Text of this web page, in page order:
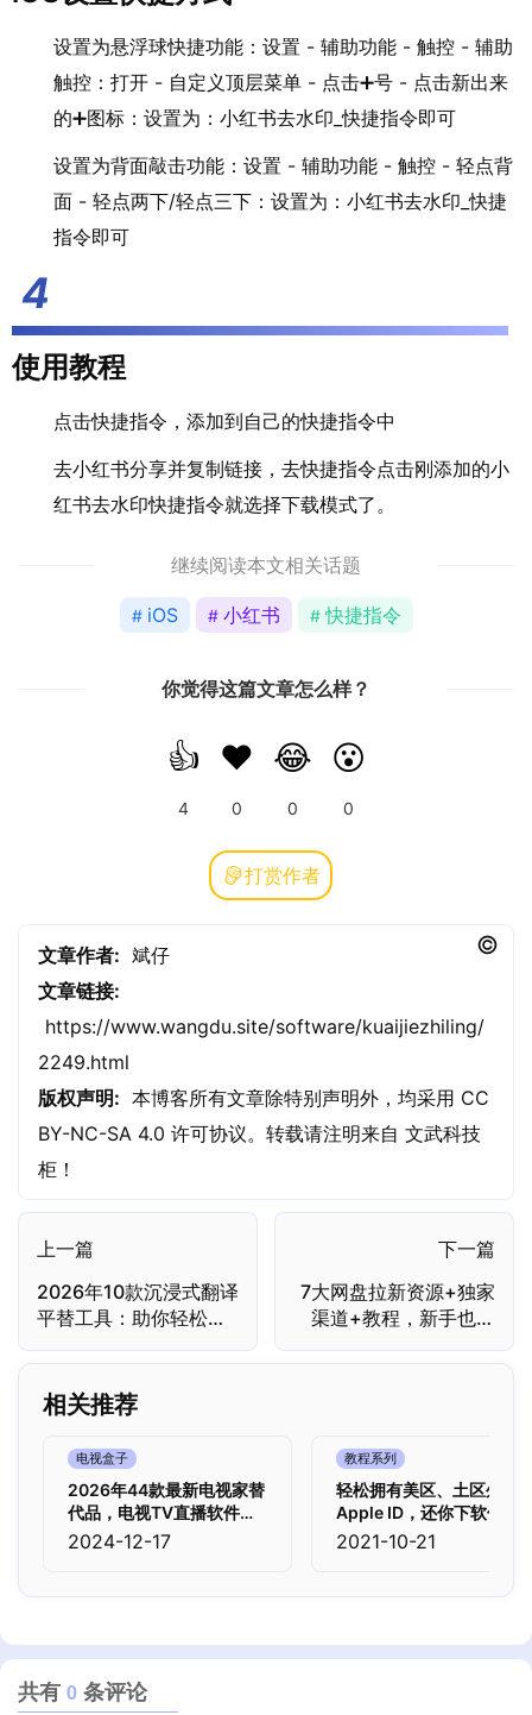
设置为悬浮球快捷功能：设置 - 辅助功能 - 触控 - 辅助
触控：打开 - 自定义顶层菜单 - 点击➕号 - 点击新出来
的➕图标：设置为：小红书去水印_快捷指令即可
设置为背面敲击功能：设置 - 辅助功能 - 触控 - 轻点背
面 - 轻点两下/轻点三下：设置为：小红书去水印_快捷
指令即可
使用教程
点击快捷指令，添加到自己的快捷指令中
去小红书分享并复制链接，去快捷指令点击刚添加的小
红书去水印快捷指令就选择下载模式了。
继续阅读本文相关话题
iOS 小红书 快捷指令
你觉得这篇文章怎么样？
👍
4
❤️
0
😂
0
😮
0
打赏作者
文章作者: 斌仔
文章链接:
https://www.wangdu.site/software/kuaijiezhiling/
2249.html
版权声明: 本博客所有文章除特别声明外，均采用 CC
BY-NC-SA 4.0 许可协议。转载请注明来自 文武科技
柜 ！
上一篇
2026年10款沉浸式翻译
平替工具：助你轻松阅
下一篇
7大网盘拉新资源+独家
渠道+教程，新手也能
相关推荐
电视盒子
2026年44款最新电视家替
代品，电视TV直播软件
（2026年7月8日）
2024-12-17
教程系列
轻松拥有美区、土区外国
Apple ID，还你下软件自
由
2021-10-21
共有 0 条评论